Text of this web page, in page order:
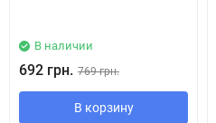
В наличии
692 грн. 769 грн.
В корзину